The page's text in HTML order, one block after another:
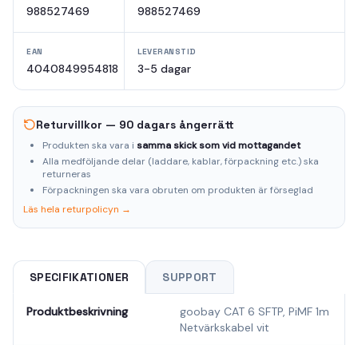
988527469 988527469
EAN
4040849954818
LEVERANSTID
3-5 dagar
Returvillkor — 90 dagars ångerrätt
Produkten ska vara i samma skick som vid mottagandet
Alla medföljande delar (laddare, kablar, förpackning etc.) ska
returneras
Förpackningen ska vara obruten om produkten är förseglad
Läs hela returpolicyn →
SPECIFIKATIONER SUPPORT
Produktbeskrivning
goobay CAT 6 SFTP, PiMF 1m
Netvärkskabel vit